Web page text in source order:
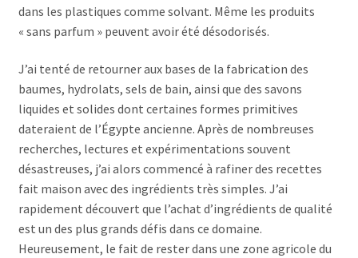
dans les plastiques comme solvant. Même les produits
« sans parfum » peuvent avoir été désodorisés.
J’ai tenté de retourner aux bases de la fabrication des
baumes, hydrolats, sels de bain, ainsi que des savons
liquides et solides dont certaines formes primitives
dateraient de l’Égypte ancienne. Après de nombreuses
recherches, lectures et expérimentations souvent
désastreuses, j’ai alors commencé à rafiner des recettes
fait maison avec des ingrédients très simples. J’ai
rapidement découvert que l’achat d’ingrédients de qualité
est un des plus grands défis dans ce domaine.
Heureusement, le fait de rester dans une zone agricole du